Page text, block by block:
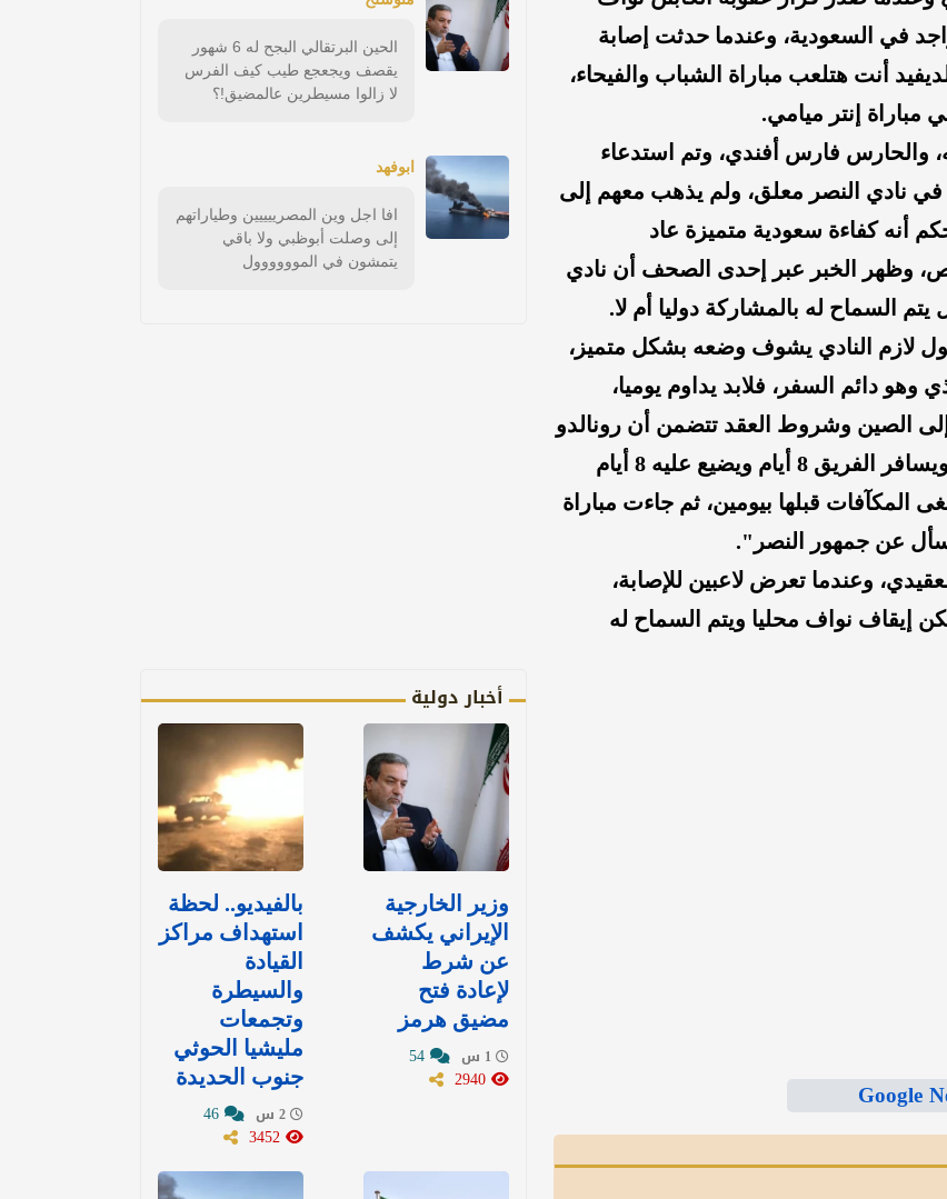
في السعودية، وعندما حدثت إصابة
أنت هتلعب مباراة الشباب والفيحاء،
مباراة إنتر ميامي.
والحارس فارس أفندي، وتم استدعاء
في نادي النصر معلق، ولم يذهب معهم إلى
إلى النادي إلا آخر 3 أيام، وبحكم أنه كفاءة سعودية متميزة عاد
وظهر الخبر عبر إحدى الصحف أن نادي
السماح له بالمشاركة دوليا أم لا.
لازم النادي يشوف وضعه بشكل متميز،
دائم السفر، فلابد يداوم يوميا،
إلى الصين وشروط العقد تتضمن أن رونالدو
لابد يشارك ويحضر، والجميع يعلم أنه مصاب، ويسافر الفريق 8 أيام ويضيع عليه 8 أيام
المكآفات قبلها بيومين، ثم جاءت مباراة
عن جمهور النصر".
وعندما تعرض لاعبين للإصابة،
إيقاف نواف محليا ويتم السماح له
الحين البرتقالي البجح له 6 شهور
يقصف ويجعجع طيب كيف الفرس
لا زالوا مسيطرين عالمضيق!؟
ابوفهد
افا اجل وين المصرييييين وطياراتهم
إلى وصلت أبوظبي ولا باقي
يتمشون في الموووووول
أخبار دولية
وزير الخارجية
الإيراني يكشف
عن شرط
لإعادة فتح
مضيق هرمز
بالفيديو.. لحظة
استهداف مراكز
القيادة
والسيطرة
وتجمعات
مليشيا الحوثي
جنوب الحديدة